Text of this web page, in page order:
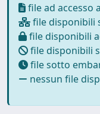
file ad accesso
file disponibili
file disponibili
file disponibili
file sotto
nessun file